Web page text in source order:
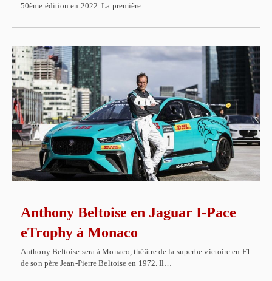
50ème édition en 2022. La première…
Anthony Beltoise en Jaguar I-Pace
eTrophy à Monaco
Anthony Beltoise sera à Monaco, théâtre de la superbe victoire en F1
de son père Jean-Pierre Beltoise en 1972. Il…